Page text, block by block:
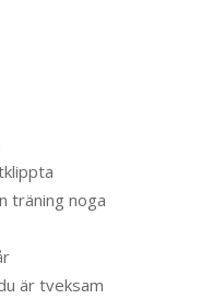
träning noga
är tveksam